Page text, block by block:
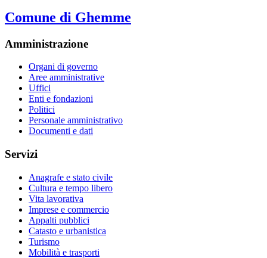
Comune di Ghemme
Amministrazione
Organi di governo
Aree amministrative
Uffici
Enti e fondazioni
Politici
Personale amministrativo
Documenti e dati
Servizi
Anagrafe e stato civile
Cultura e tempo libero
Vita lavorativa
Imprese e commercio
Appalti pubblici
Catasto e urbanistica
Turismo
Mobilità e trasporti